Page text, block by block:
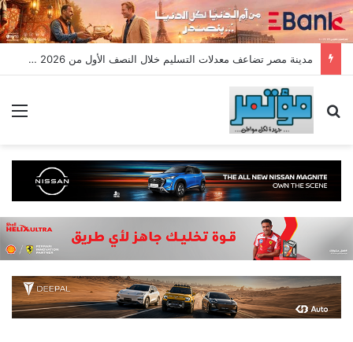
مدينة مصر تضاعف معدلات التسليم خلال النصف الأول من 2026 وتسجل مبيعات جديدة بقيمة 28.4 مليار جنيه
بحث عن